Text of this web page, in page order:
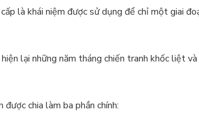
là khái niệm được sử dụng để chỉ một giai
lại những năm tháng chiến tranh khốc liệt
được chia làm ba phần chính: